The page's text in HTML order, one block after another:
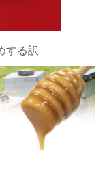
する訳